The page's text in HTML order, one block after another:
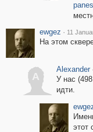
ewgez · 11
На этом
A
Alexander ·
У нас
идти.
этот